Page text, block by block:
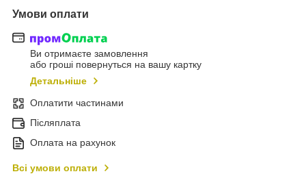
Умови оплати
Ви отримаєте замовлення
або гроші повернуться на вашу картку
Детальніше
Оплатити частинами
Післяплата
Оплата на рахунок
Всі умови оплати